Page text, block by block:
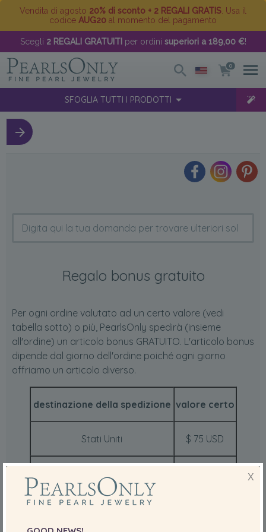
Vendita di agosto 20% di sconto + 2 REGALI GRATIS . Usa il
codice AUG20 al momento del pagamento
Scegli 2 REGALI GRATUITI per ordini superiori a 189,00 €!
0
SFOGLIA TUTTI I PRODOTTI
Regalo bonus gratuito
Per ogni ordine valutato ad un certo valore (vedi
tabella sotto) o più, PearlsOnly spedirà (insieme
all'ordine) un articolo bonus GRATUITO. L'articolo bonus
dipende dal giorno dell'ordine poiché ogni giorno
offriamo un articolo diverso.
destinazione della spedizione valore certo
Stati Uniti $ 75 USD
Canada
X